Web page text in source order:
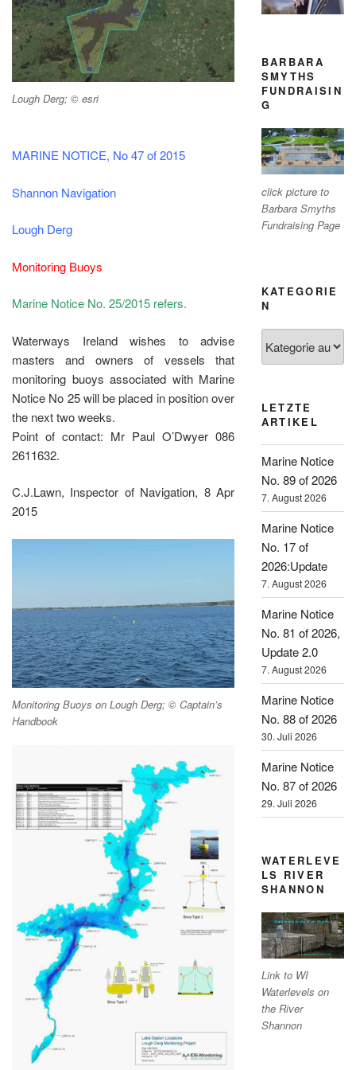
Lough Derg; © esri
MARINE NOTICE, No 47 of 2015
Shannon Navigation
Lough Derg
Monitoring Buoys
Marine Notice No. 25/2015 refers.
Waterways Ireland wishes to advise
masters and owners of vessels that
monitoring buoys associated with Marine
Notice No 25 will be placed in position over
the next two weeks.
Point of contact: Mr Paul O’Dwyer 086
2611632.
C.J.Lawn, Inspector of Navigation, 8 Apr
2015
Monitoring Buoys on Lough Derg; © Captain’s
Handbook
BARBARA
SMYTHS
FUNDRAISIN
G
click picture to
Barbara Smyths
Fundraising Page
KATEGORIE
N
LETZTE
ARTIKEL
Marine Notice
No. 89 of 2026
7. August 2026
Marine Notice
No. 17 of
2026:Update
7. August 2026
Marine Notice
No. 81 of 2026,
Update 2.0
7. August 2026
Marine Notice
No. 88 of 2026
30. Juli 2026
Marine Notice
No. 87 of 2026
29. Juli 2026
WATERLEVE
LS RIVER
SHANNON
Link to WI
Waterlevels on
the River
Shannon